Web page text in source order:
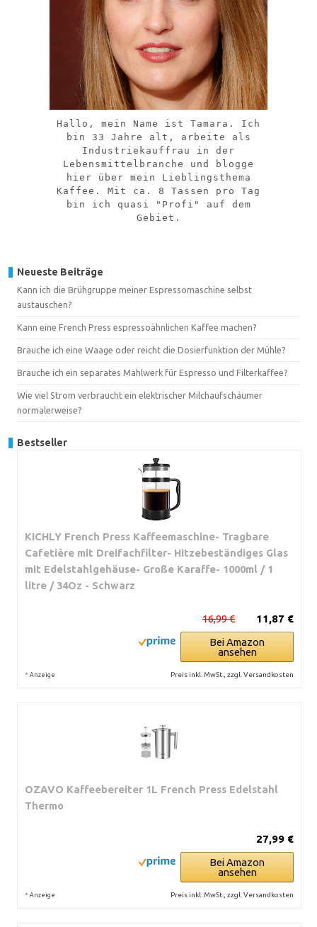
Hallo, mein Name ist Tamara. Ich
bin 33 Jahre alt, arbeite als
Industriekauffrau in der
Lebensmittelbranche und blogge
hier über mein Lieblingsthema
Kaffee. Mit ca. 8 Tassen pro Tag
bin ich quasi "Profi" auf dem
Gebiet.
Neueste Beiträge
Kann ich die Brühgruppe meiner Espressomaschine selbst
austauschen?
Kann eine French Press espressoähnlichen Kaffee machen?
Brauche ich eine Waage oder reicht die Dosierfunktion der Mühle?
Brauche ich ein separates Mahlwerk für Espresso und Filterkaffee?
Wie viel Strom verbraucht ein elektrischer Milchaufschäumer
normalerweise?
Bestseller
KICHLY French Press Kaffeemaschine- Tragbare
Cafetière mit Dreifachfilter- Hitzebeständiges Glas
mit Edelstahlgehäuse- Große Karaffe- 1000ml / 1
litre / 34Oz - Schwarz
11,87 €
16,99 €
Bei Amazon
ansehen
* Anzeige Preis inkl. MwSt., zzgl. Versandkosten
OZAVO Kaffeebereiter 1L French Press Edelstahl
Thermo
27,99 €
Bei Amazon
ansehen
* Anzeige Preis inkl. MwSt., zzgl. Versandkosten